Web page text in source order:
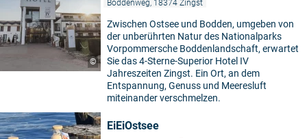
©
Boddenweg, 18374 Zingst
Zwischen Ostsee und Bodden, umgeben von
der unberührten Natur des Nationalparks
Vorpommersche Boddenlandschaft, erwartet
Sie das 4-Sterne-Superior Hotel IV
Jahreszeiten Zingst. Ein Ort, an dem
Entspannung, Genuss und Meeresluft
miteinander verschmelzen.
EiEiOstsee